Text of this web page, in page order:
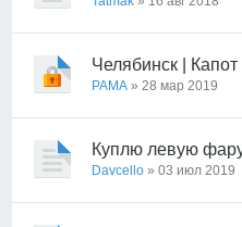
Челябинск |
PAMA » 28 мар 2019
Куплю левую
Davcello » 03 июл 2019